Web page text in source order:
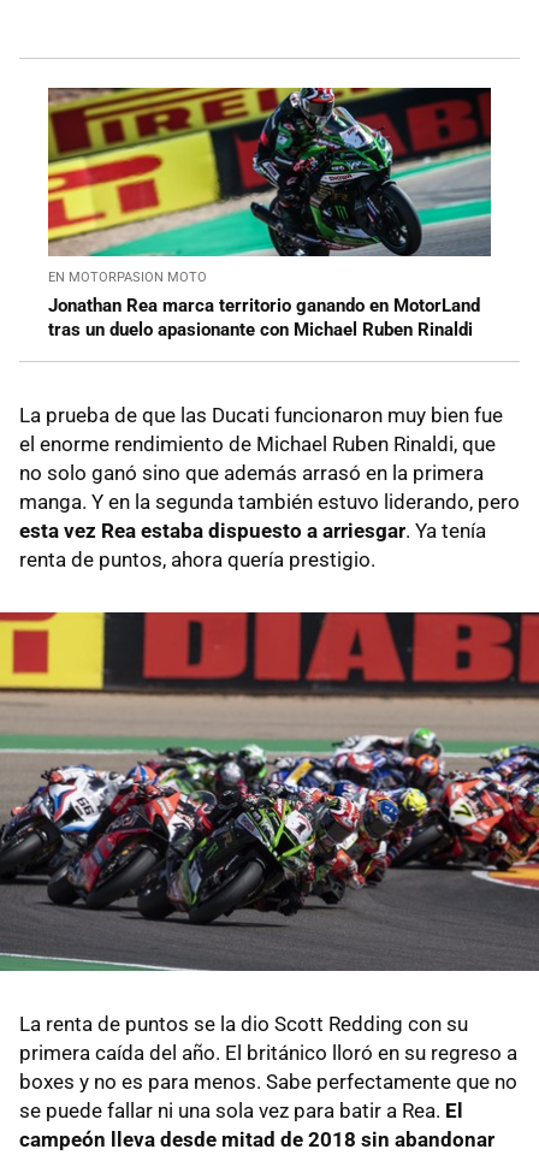
EN MOTORPASION MOTO
Jonathan Rea marca territorio ganando en MotorLand
tras un duelo apasionante con Michael Ruben Rinaldi
La prueba de que las Ducati funcionaron muy bien fue
el enorme rendimiento de Michael Ruben Rinaldi, que
no solo ganó sino que además arrasó en la primera
manga. Y en la segunda también estuvo liderando, pero
esta vez Rea estaba dispuesto a arriesgar. Ya tenía
renta de puntos, ahora quería prestigio.
La renta de puntos se la dio Scott Redding con su
primera caída del año. El británico lloró en su regreso a
boxes y no es para menos. Sabe perfectamente que no
se puede fallar ni una sola vez para batir a Rea. El
campeón lleva desde mitad de 2018 sin abandonar